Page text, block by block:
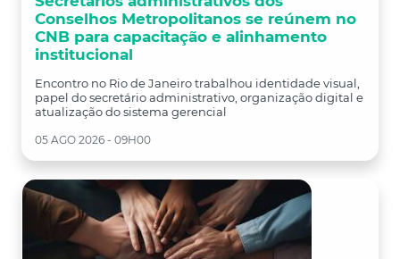
Conselhos Metropolitanos se reúnem no
CNB para capacitação e alinhamento
institucional
Encontro no Rio de Janeiro trabalhou identidade visual,
papel do secretário administrativo, organização digital e
atualização do sistema gerencial
05 AGO 2026 - 09H00